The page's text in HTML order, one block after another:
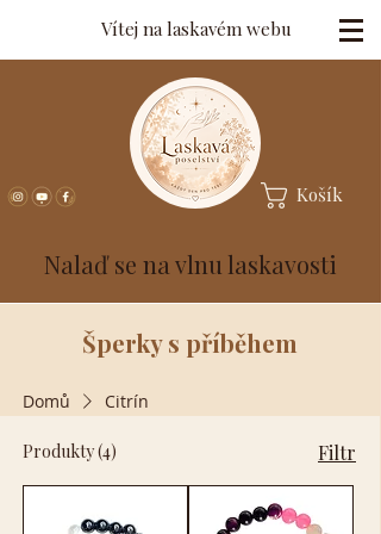
Vítej na laskavém webu
Košík
Nalaď se na vlnu laskavosti
Šperky s příběhem
Domů Citrín
Produkty (4) Filtr